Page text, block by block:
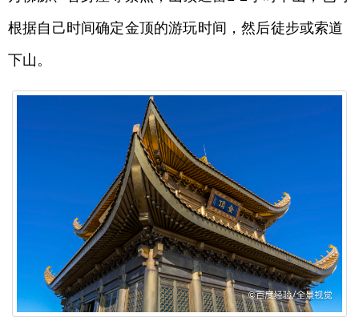
根据自己时间确定金顶的游玩时间，然后徒步或索道
下山。